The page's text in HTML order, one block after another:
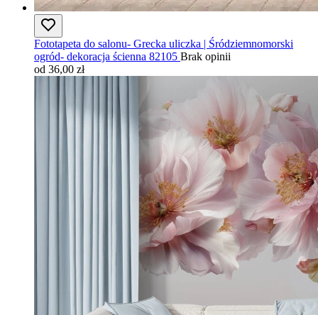
Fototapeta do salonu- Grecka uliczka | Śródziemnomorski
ogród- dekoracja ścienna 82105 Brak opinii
od 36,00 zł